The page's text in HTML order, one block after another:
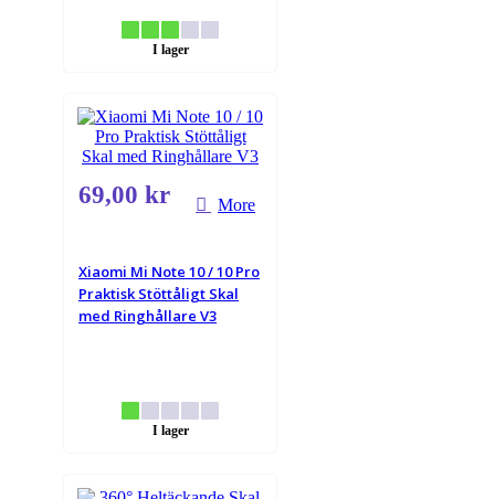
I lager
69,00 kr More
Xiaomi Mi Note 10 / 10 Pro
Praktisk Stöttåligt Skal
med Ringhållare V3
I lager